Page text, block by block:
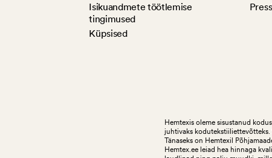
Isikuandmete töötlemise
tingimused
Küpsised
Hemtexis oleme sisustanud
juhtivaks kodutekstiiliettevõtteks.
Tänaseks on Hemtexil
Hemtex.ee leiad hea hinnaga